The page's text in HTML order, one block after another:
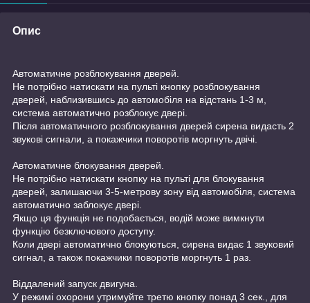
Опис
Автоматичне розблокування дверей.
Не потрібно натискати на пульті кнопку розблокування
дверей, наблизившись до автомобіля на відстань 1-3 м,
система автоматично розблокує двері.
Після автоматичного розблокування дверей сирена видасть 2
звукові сигнали, а покажчики поворотів моргнуть двічі.
Автоматичне блокування дверей.
Не потрібно натискати кнопку на пульті для блокування
дверей, залишаючи 3-5-метрову зону від автомобіля, система
автоматично заблокує двері.
Якщо ця функція не подобається, водій може вимкнути
функцію безключового доступу.
Коли двері автоматично блокуються, сирена видає 1 звуковий
сигнал, а також покажчики поворотів моргнуть 1 раз.
Віддалений запуск двигуна.
У режимі охорони утримуйте третю кнопку понад 3 сек., для